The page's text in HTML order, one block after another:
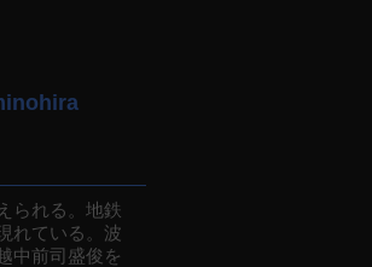
られる。地鉄
れている。波
中前司盛俊を